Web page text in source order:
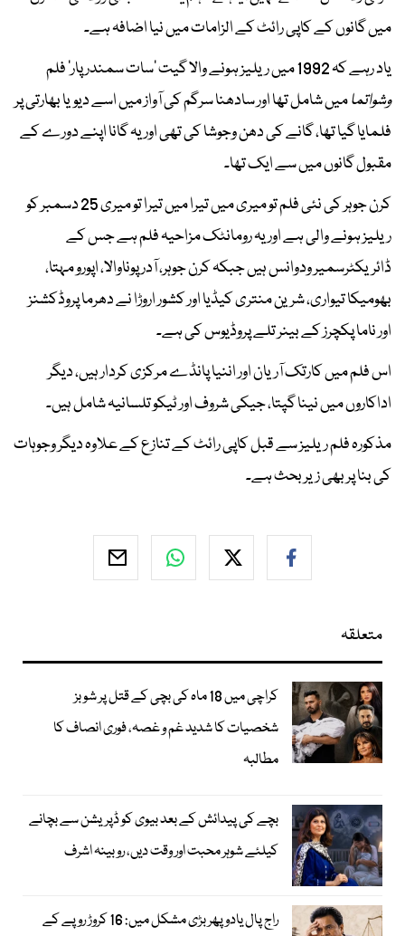
میں گانوں کے کاپی رائٹ کے الزامات میں نیا اضافہ ہے۔
یاد رہے کہ 1992 میں ریلیز ہونے والا گیت ‘سات سمندر پار’ فلم
وشواتمامیں شامل تھا اور سادھنا سرگم کی آواز میں اسے دیویا بھارتی پر
فلمایا گیا تھا، گانے کی دھن وجوشا کی تھی اور یہ گانا اپنے دورے کے
مقبول گانوں میں سے ایک تھا۔
کرن جوہر کی نئی فلم تو میری میں تیرا میں تیرا تو میری 25 دسمبر کو
ریلیز ہونے والی ہے اور یہ رومانٹک مزاحیہ فلم ہے جس کے
ڈائریکٹرسمیر ودوانس ہیں جبکہ کرن جوہر، آدر پوناوالا، اپورو مہتا،
بھومیکا تیواری، شرین منتری کیڈیا اور کشور اروڑا نے دھرما پروڈکشنز
اور ناما پکچرز کے بینر تلے پروڈیوس کی ہے۔
اس فلم میں کارتک آریان اور اننیا پانڈے مرکزی کردار ہیں، دیگر
اداکاروں میں نینا گپتا، جیکی شروف اور ٹیکو تلسانیہ شامل ہیں۔
مذکورہ فلم ریلیز سے قبل کاپی رائٹ کے تنازع کے علاوہ دیگر وجوہات
کی بنا پر بھی زیربحث ہے۔
متعلقہ
کراچی میں 18 ماہ کی بچی کے قتل پر شوبز
شخصیات کا شدید غم و غصہ، فوری انصاف کا
مطالبہ
بچے کی پیدائش کے بعد بیوی کو ڈپریشن سے بچانے
کیلئے شوہر محبت اور وقت دیں، روبینہ اشرف
راج پال یادو پھر بڑی مشکل میں: 16 کروڑ روپے کے